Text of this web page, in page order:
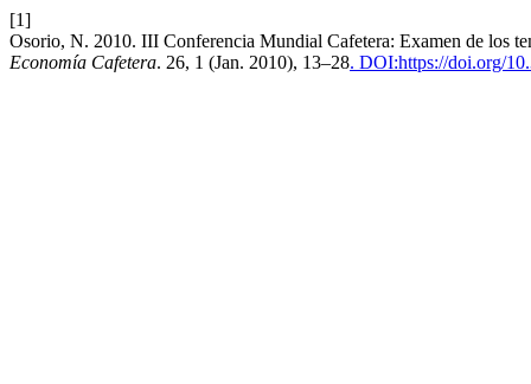
[1]
Osorio, N. 2010. III Conferencia Mundial Cafetera: Examen de los
Economía Cafetera. 26, 1 (Jan. 2010), 13–28. DOI:https://doi.org/